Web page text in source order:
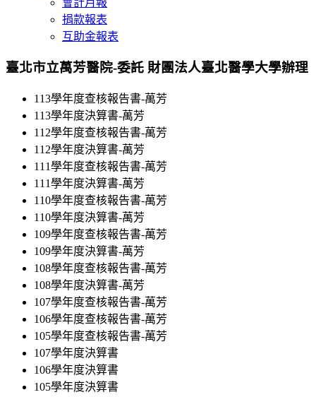
捐款報表
互助金報表
臺北市立萬芳醫院-委託 財團法人臺北醫學大學辦理
113學年度查核報告書-萬芳
113學年度決算書-萬芳
112學年度查核報告書-萬芳
112學年度決算書-萬芳
111學年度查核報告書-萬芳
111學年度決算書-萬芳
110學年度查核報告書-萬芳
110學年度決算書-萬芳
109學年度查核報告書-萬芳
109學年度決算書-萬芳
108學年度查核報告書-萬芳
108學年度決算書-萬芳
107學年度查核報告書-萬芳
106學年度查核報告書-萬芳
105學年度查核報告書-萬芳
107學年度決算書
106學年度決算書
105學年度決算書